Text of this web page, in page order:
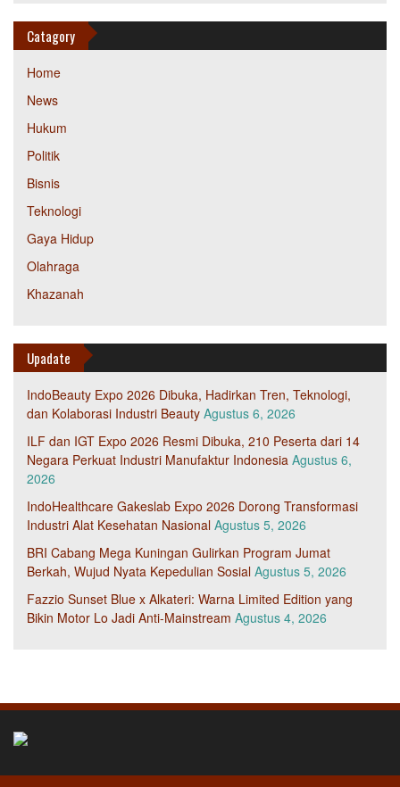
Catagory
Home
News
Hukum
Politik
Bisnis
Teknologi
Gaya Hidup
Olahraga
Khazanah
Upadate
IndoBeauty Expo 2026 Dibuka, Hadirkan Tren, Teknologi,
dan Kolaborasi Industri Beauty Agustus 6, 2026
ILF dan IGT Expo 2026 Resmi Dibuka, 210 Peserta dari 14
Negara Perkuat Industri Manufaktur Indonesia Agustus 6,
2026
IndoHealthcare Gakeslab Expo 2026 Dorong Transformasi
Industri Alat Kesehatan Nasional Agustus 5, 2026
BRI Cabang Mega Kuningan Gulirkan Program Jumat
Berkah, Wujud Nyata Kepedulian Sosial Agustus 5, 2026
Fazzio Sunset Blue x Alkateri: Warna Limited Edition yang
Bikin Motor Lo Jadi Anti-Mainstream Agustus 4, 2026